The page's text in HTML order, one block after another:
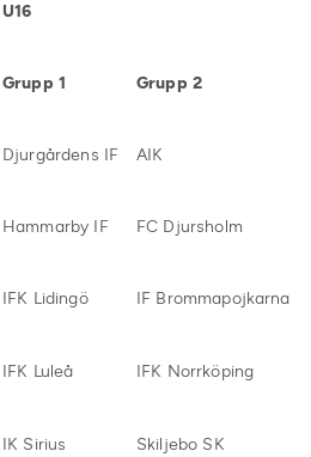
U16
Grupp 1 Grupp 2
Djurgårdens IF AIK
Hammarby IF FC Djursholm
IFK Lidingö IF Brommapojkarna
IFK Luleå IFK Norrköping
IK Sirius Skiljebo SK